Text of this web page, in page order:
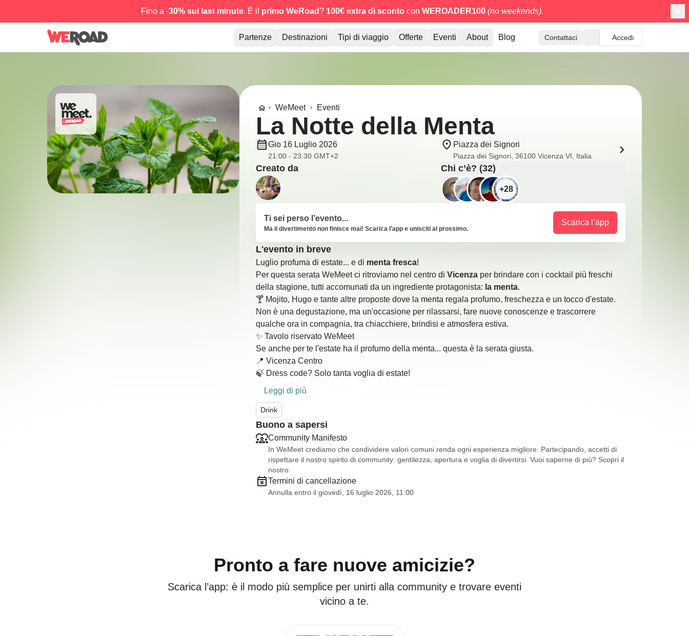
Fino a -30% sui last minute. È il primo WeRoad? 100€ extra di scontocon WEROADER100 (no weekends).
Partenze Destinazioni Tipi di viaggio Offerte Eventi About Blog Contattaci Accedi
WeMeet Eventi
La Notte della Menta
Gio 16 Luglio 2026
21:00 - 23:30 GMT+2
Piazza dei Signori
Piazza dei Signori, 36100 Vicenza VI, Italia
Creato da Chi c’è? (32)
+28
Ti sei perso l’evento...
Ma il divertimento non finisce mai! Scarica l’app e unisciti al prossimo.
Scarica l’app
L'evento in breve
Luglio profuma di estate... e di menta fresca!
Per questa serata WeMeet ci ritroviamo nel centro di Vicenza per brindare con i cocktail più freschi
della stagione, tutti accomunati da un ingrediente protagonista: la menta.
🍸 Mojito, Hugo e tante altre proposte dove la menta regala profumo, freschezza e un tocco d'estate.
Non è una degustazione, ma un'occasione per rilassarsi, fare nuove conoscenze e trascorrere
qualche ora in compagnia, tra chiacchiere, brindisi e atmosfera estiva.
✨️ Tavolo riservato WeMeet
Se anche per te l'estate ha il profumo della menta... questa è la serata giusta.
📍 Vicenza Centro
🍃 Dress code? Solo tanta voglia di estate!
Leggi di più
Drink
Buono a sapersi
Community Manifesto
In WeMeet crediamo che condividere valori comuni renda ogni esperienza migliore. Partecipando, accetti di
rispettare il nostro spirito di community: gentilezza, apertura e voglia di divertirsi. Vuoi saperne di più? Scopri il
nostro
Termini di cancellazione
Annulla entro il giovedì, 16 luglio 2026, 11:00
Pronto a fare nuove amicizie?
Scarica l’app: è il modo più semplice per unirti alla community e trovare eventi
vicino a te.